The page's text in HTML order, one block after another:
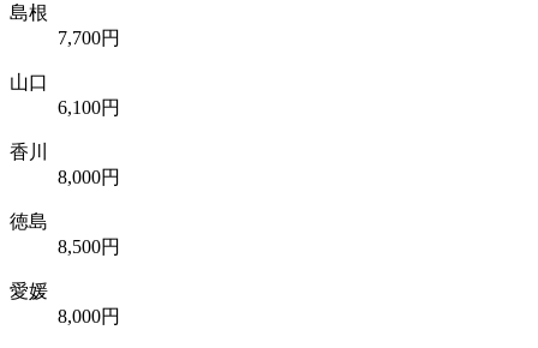
島根
7,700円
山口
6,100円
香川
8,000円
徳島
8,500円
愛媛
8,000円